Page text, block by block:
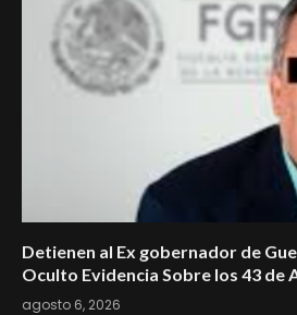
Detienen al Ex gobernador de
Oculto Evidencia Sobre los 43 de
agosto 6, 2026